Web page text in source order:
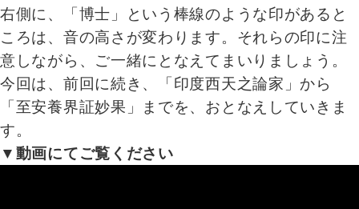
右側に、「博士」という棒線のような印があると
ころは、音の高さが変わります。それらの印に注
意しながら、ご一緒にとなえてまいりましょう。
今回は、前回に続き、「印度西天之論家」から
「至安養界証妙果」までを、おとなえしていきま
す。
▼動画にてご覧ください